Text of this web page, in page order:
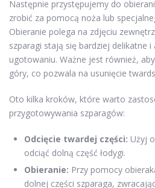
Następnie przystępujemy do
zrobić za pomocą noża lub
Obieranie polega na zdjęciu
szparagi stają się bardziej delikatne
ugotowaniu. Ważne jest również,
góry, co pozwala na usunięcie
Oto kilka kroków, które warto
przygotowywania szparagów:
Odcięcie twardej części: Użyj
odciąć dolną część łodygi.
Obieranie: Przy pomocy
dolnej części szparaga,